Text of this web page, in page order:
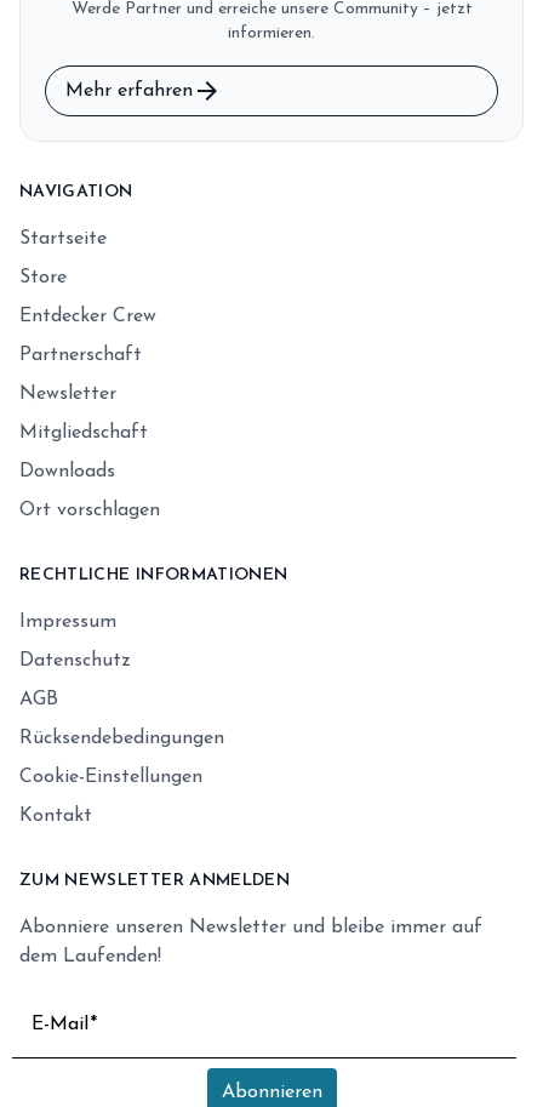
Werde Partner und erreiche unsere Community – jetzt
informieren.
Mehr erfahren arrow_forward
NAVIGATION
Startseite
Store
Entdecker Crew
Partnerschaft
Newsletter
Mitgliedschaft
Downloads
Ort vorschlagen
RECHTLICHE INFORMATIONEN
Impressum
Datenschutz
AGB
Rücksendebedingungen
Cookie-Einstellungen
Kontakt
ZUM NEWSLETTER ANMELDEN
Abonniere unseren Newsletter und bleibe immer auf
dem Laufenden!
E-Mail
Abonnieren